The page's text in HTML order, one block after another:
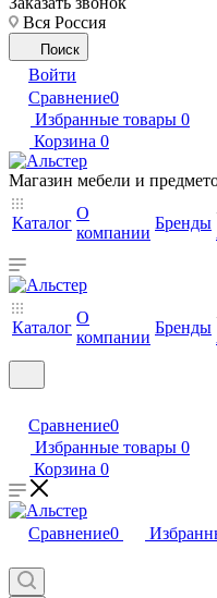
Вся Россия
Поиск
Войти
Сравнение0
Избранные товары 0
Корзина 0
Магазин мебели и
Каталог
О
компании
Бренды
Каталог
О
компании
Бренды
Сравнение0
Избранные товары 0
Корзина 0
Сравнение0